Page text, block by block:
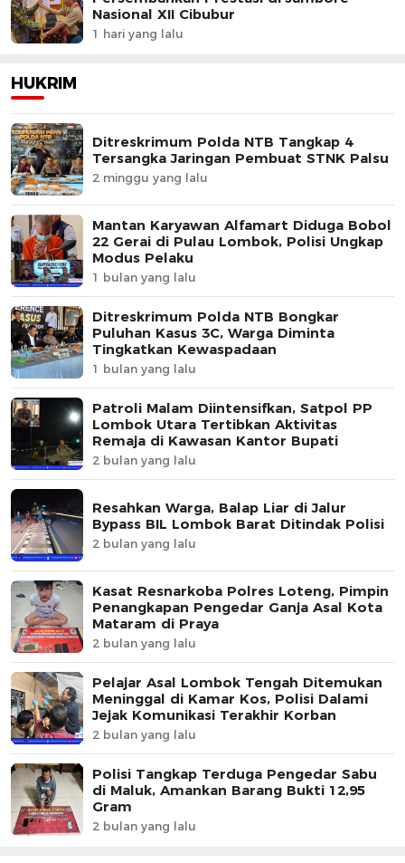
Nasional XII Cibubur
1 hari yang lalu
HUKRIM
Ditreskrimum Polda NTB Tangkap 4
Tersangka Jaringan Pembuat STNK Palsu
2 minggu yang lalu
Mantan Karyawan Alfamart Diduga Bobol
22 Gerai di Pulau Lombok, Polisi Ungkap
Modus Pelaku
1 bulan yang lalu
Ditreskrimum Polda NTB Bongkar
Puluhan Kasus 3C, Warga Diminta
Tingkatkan Kewaspadaan
1 bulan yang lalu
Patroli Malam Diintensifkan, Satpol PP
Lombok Utara Tertibkan Aktivitas
Remaja di Kawasan Kantor Bupati
2 bulan yang lalu
Resahkan Warga, Balap Liar di Jalur
Bypass BIL Lombok Barat Ditindak Polisi
2 bulan yang lalu
Kasat Resnarkoba Polres Loteng, Pimpin
Penangkapan Pengedar Ganja Asal Kota
Mataram di Praya
2 bulan yang lalu
Pelajar Asal Lombok Tengah Ditemukan
Meninggal di Kamar Kos, Polisi Dalami
Jejak Komunikasi Terakhir Korban
2 bulan yang lalu
Polisi Tangkap Terduga Pengedar Sabu
di Maluk, Amankan Barang Bukti 12,95
Gram
2 bulan yang lalu